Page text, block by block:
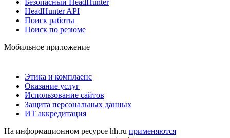
HeadHunter API
Поиск работы
Поиск по резюме
Мобильное приложение
Этика и комплаенс
Оказание услуг
Использование сайтов
Защита персональных данных
ИТ аккредитация
На информационном ресурсе hh.ru применяются